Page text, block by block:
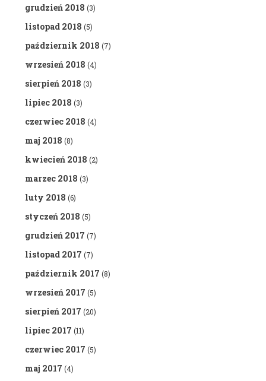
grudzień 2018 (3)
listopad 2018 (5)
październik 2018 (7)
wrzesień 2018 (4)
sierpień 2018 (3)
lipiec 2018 (3)
czerwiec 2018 (4)
maj 2018 (8)
kwiecień 2018 (2)
marzec 2018 (3)
luty 2018 (6)
styczeń 2018 (5)
grudzień 2017 (7)
listopad 2017 (7)
październik 2017 (8)
wrzesień 2017 (5)
sierpień 2017 (20)
lipiec 2017 (11)
czerwiec 2017 (5)
maj 2017 (4)